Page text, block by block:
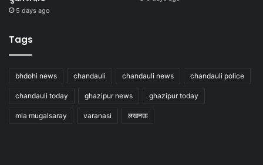
5 days ago
Tags
bhdohi news chandauli chandauli news chandauli police
chandauli today ghazipur news ghazipur today
mla mugalsaray varanasi लखनऊ